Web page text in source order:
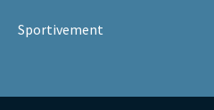
Sportivement